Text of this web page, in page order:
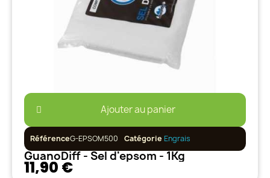
Ajouter au panier
RéférenceG-EPSOM500 Catégorie Engrais
GuanoDiff - Sel d'epsom - 1Kg
11,90 €